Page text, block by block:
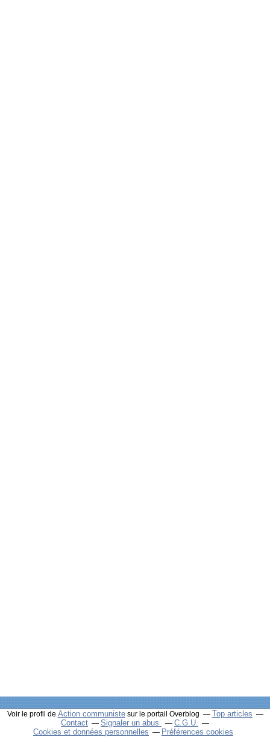
Voir le profil de Action communistesur le portail Overblog
Top articles
Contact
Signaler un abus
C.G.U.
Cookies et données personnelles
Préférences cookies